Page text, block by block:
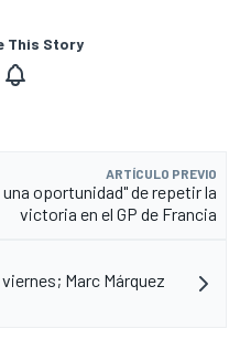
This Story
ARTÍCULO PREVIO
oportunidad" de repetir la
victoria en el GP de Francia
Marc Márquez